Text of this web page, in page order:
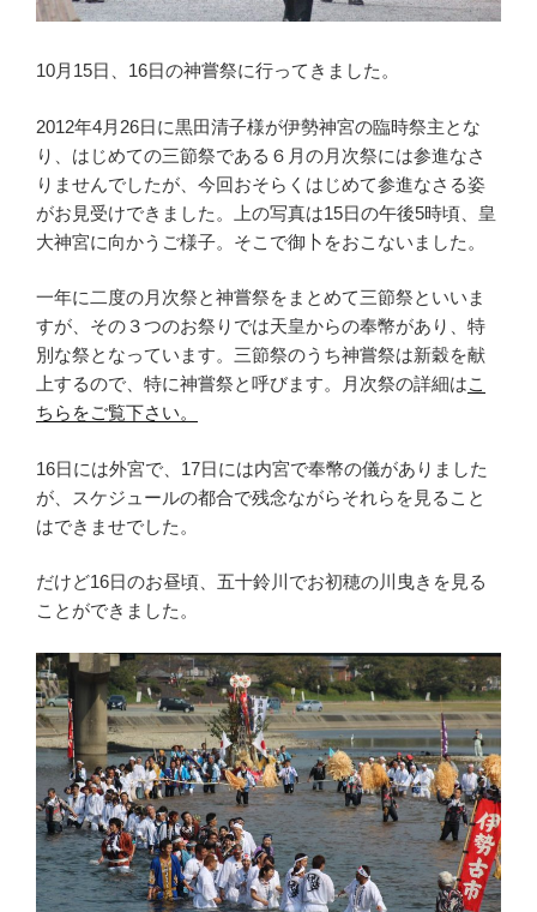
10月15日、16日の神嘗祭に行ってきました。
2012年4月26日に黒田清子様が伊勢神宮の臨時祭主とな
り、はじめての三節祭である６月の月次祭には参進なさ
りませんでしたが、今回おそらくはじめて参進なさる姿
がお見受けできました。上の写真は15日の午後5時頃、皇
大神宮に向かうご様子。そこで御卜をおこないました。
一年に二度の月次祭と神嘗祭をまとめて三節祭といいま
すが、その３つのお祭りでは天皇からの奉幣があり、特
別な祭となっています。三節祭のうち神嘗祭は新穀を献
上するので、特に神嘗祭と呼びます。月次祭の詳細はこ
ちらをご覧下さい。
16日には外宮で、17日には内宮で奉幣の儀がありました
が、スケジュールの都合で残念ながらそれらを見ること
はできませでした。
だけど16日のお昼頃、五十鈴川でお初穂の川曳きを見る
ことができました。